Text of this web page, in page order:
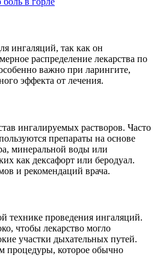
ингаляций, так как он
распределение лекарства по
важно при ларингите,
эффекта от лечения.
ингалируемых растворов. Часто
препараты на основе
минеральной воды или
как дексафорт или беродуал.
и рекомендаций врача.
технике проведения ингаляций.
чтобы лекарство могло
участки дыхательных путей.
процедуры, которое обычно